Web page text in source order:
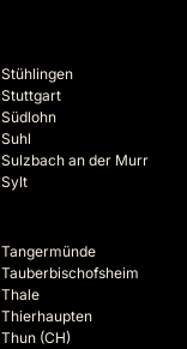
an der Murr
(CH)